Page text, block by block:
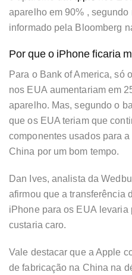
aparelho em 90% , segundo
informado pela Bloomberg
Por que o iPhone ficaria
Para o Bank of America, só
nos EUA aumentariam em
aparelho. Mas, segundo o
que os EUA teriam que
componentes usados para
China por um bom tempo.
Dan Ives, analista da
afirmou que a transferência
iPhone para os EUA levaria
custaria caro.
Vale destacar que a Apple
de fabricação na China na